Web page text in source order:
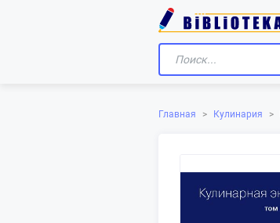
Главная > Кулинария >